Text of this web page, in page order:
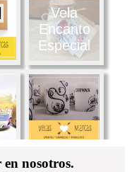
Vela
Encanto
Especial
nosotros.